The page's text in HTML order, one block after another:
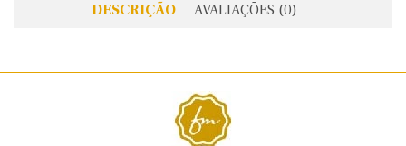
DESCRIÇÃO AVALIAÇÕES (0)